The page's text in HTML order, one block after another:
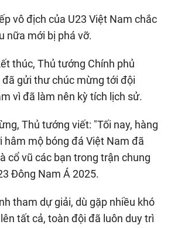
vô địch của U23 Việt Nam chắc
nữa mới bị phá vỡ.
thúc, Thủ tướng Chính phủ
gửi thư chúc mừng tới đội
vì đã làm nên kỳ tích lịch sử.
Thủ tướng viết: "Tối nay, hàng
mộ bóng đá Việt Nam đã
cổ vũ các bạn trong trận chung
Đông Nam Á 2025.
tham dự giải, dù gặp nhiều khó
tất cả, toàn đội đã luôn duy trì